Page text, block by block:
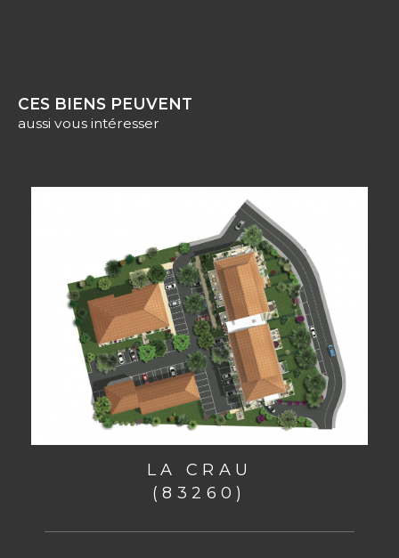
CES BIENS PEUVENT
aussi vous intéresser
LA CRAU
(83260)